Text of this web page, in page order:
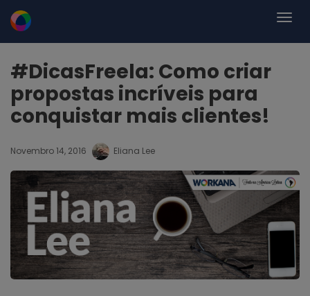
#DicasFreela: Como criar
propostas incríveis para
conquistar mais clientes!
Novembro 14, 2016 Eliana Lee